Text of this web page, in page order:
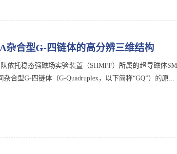
杂合型G-四链体的高分辨三维结构
依托稳态强磁场实验装置（SHMFF）所属的超导磁体
合型G-四链体（G-Quadruplex，以下简称“GQ”）的原...